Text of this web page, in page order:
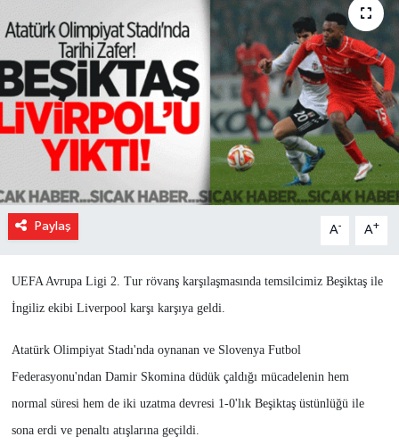
Paylaş A- A+
UEFA Avrupa Ligi 2. Tur rövanş karşılaşmasında temsilcimiz Beşiktaş ile
İngiliz ekibi Liverpool karşı karşıya geldi.
Atatürk Olimpiyat Stadı'nda oynanan ve Slovenya Futbol
Federasyonu'ndan Damir Skomina düdük çaldığı mücadelenin hem
normal süresi hem de iki uzatma devresi 1-0'lık Beşiktaş üstünlüğü ile
sona erdi ve penaltı atışlarına geçildi.